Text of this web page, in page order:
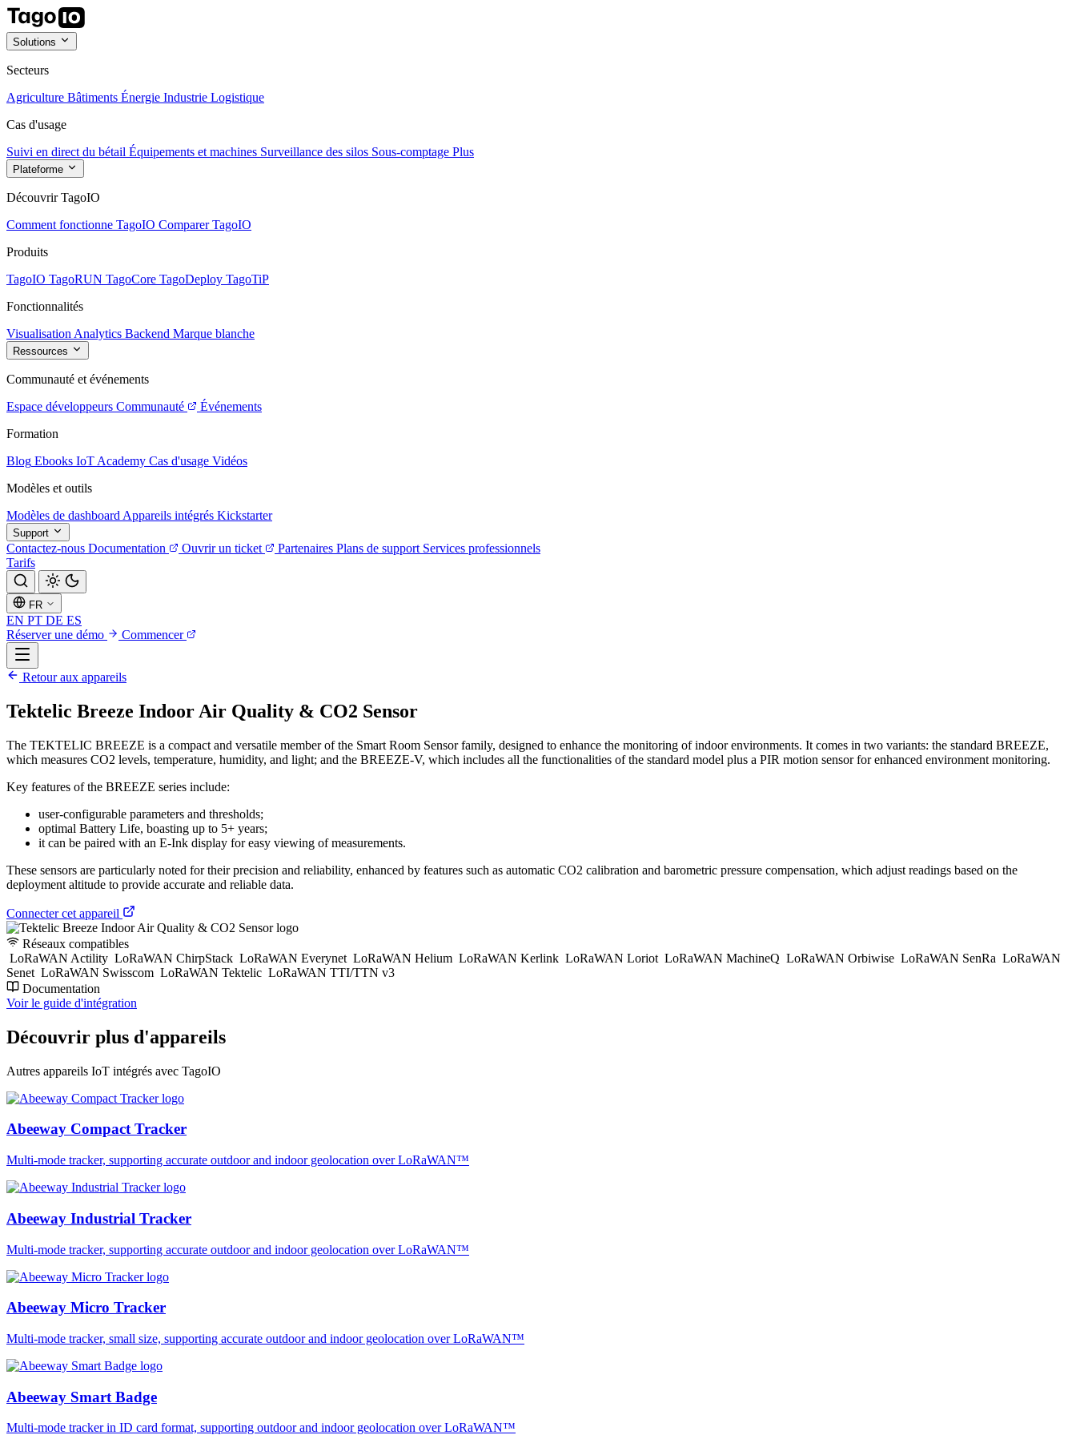
Solutions
Secteurs
Agriculture Bâtiments Énergie Industrie Logistique
Cas d'usage
Suivi en direct du bétail Équipements et machines Surveillance des silos Sous-comptage Plus
Plateforme
Découvrir TagoIO
Comment fonctionne TagoIO Comparer TagoIO
Produits
TagoIO TagoRUN TagoCore TagoDeploy TagoTiP
Fonctionnalités
Visualisation Analytics Backend Marque blanche
Ressources
Communauté et événements
Espace développeurs Communauté
Événements
Formation
Blog Ebooks IoT Academy Cas d'usage Vidéos
Modèles et outils
Modèles de dashboard Appareils intégrés Kickstarter
Support
Contactez-nous Documentation Ouvrir un ticket Partenaires Plans de support Services professionnels
Tarifs
FR
EN PT DE ES
Réserver une démo
Commencer
Retour aux appareils
Tektelic Breeze Indoor Air Quality & CO2 Sensor
The TEKTELIC BREEZE is a compact and versatile member of the Smart Room Sensor family, designed to enhance the monitoring of indoor environments. It comes in two variants: the standard BREEZE,
which measures CO2 levels, temperature, humidity, and light; and the BREEZE-V, which includes all the functionalities of the standard model plus a PIR motion sensor for enhanced environment monitoring.
Key features of the BREEZE series include:
user-configurable parameters and thresholds;
optimal Battery Life, boasting up to 5+ years;
it can be paired with an E-Ink display for easy viewing of measurements.
These sensors are particularly noted for their precision and reliability, enhanced by features such as automatic CO2 calibration and barometric pressure compensation, which adjust readings based on the
deployment altitude to provide accurate and reliable data.
Connecter cet appareil
Réseaux compatibles
LoRaWAN Actility LoRaWAN ChirpStack LoRaWAN Everynet LoRaWAN Helium LoRaWAN Kerlink LoRaWAN Loriot LoRaWAN MachineQ LoRaWAN Orbiwise LoRaWAN SenRa LoRaWAN
Senet LoRaWAN Swisscom LoRaWAN Tektelic LoRaWAN TTI/TTN v3
Documentation
Voir le guide d'intégration
Découvrir plus d'appareils
Autres appareils IoT intégrés avec TagoIO
Abeeway Compact Tracker
Multi-mode tracker, supporting accurate outdoor and indoor geolocation over LoRaWAN™
Abeeway Industrial Tracker
Multi-mode tracker, supporting accurate outdoor and indoor geolocation over LoRaWAN™
Abeeway Micro Tracker
Multi-mode tracker, small size, supporting accurate outdoor and indoor geolocation over LoRaWAN™
Abeeway Smart Badge
Multi-mode tracker in ID card format, supporting outdoor and indoor geolocation over LoRaWAN™